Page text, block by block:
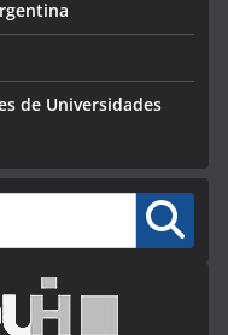
de Universidades
Buscar